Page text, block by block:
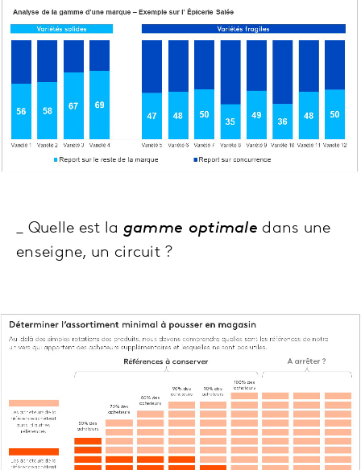
_ Quelle est la gamme optimale dans une
enseigne, un circuit ?